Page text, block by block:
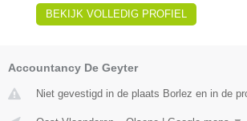
BEKIJK VOLLEDIG PROFIEL
Accountancy De Geyter
Niet gevestigd in de plaats Borlez en in de